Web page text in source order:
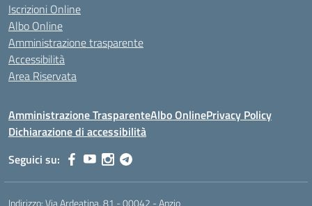
Iscrizioni Online
Albo Online
Amministrazione trasparente
Accessibilità
Area Riservata
Amministrazione TrasparenteAlbo OnlinePrivacy Policy
Dichiarazione di accessibilità
Seguici su:
Indirizzo:Via Ardeatina, 81 - 00042 - Anzio